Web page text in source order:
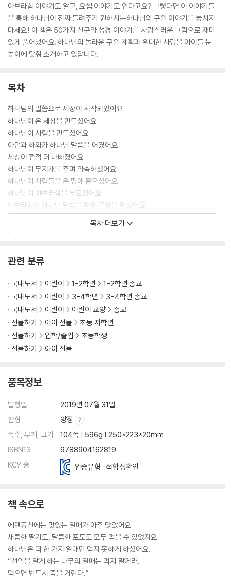
아브라함 이야기도 알고, 요셉 이야기도 안다고요? 그렇다면 이 이야기들
을 통해 하나님이 진짜 들려주기 원하시는하나님의 구원 이야기를 놓치지
마세요! 이 책은 50가지 신구약 성경 이야기를 사랑스러운 그림으로 재미
있게 풀어냈어요. 하나님의 놀라운 구원 계획과 위대한 사랑을 아이들 눈
높이에 맞춰 소개하고 있답니다.
목차
하나님의 말씀으로 세상이 시작되었어요
하나님이 온 세상을 만드셨어요
하나님이 사람을 만드셨어요
아담과 하와가 하나님 말씀을 어겼어요
세상이 점점 더 나빠졌어요
하나님이 무지개를 주며 약속하셨어요
하나님이 사람들을 온 땅에 흩으셨어요
하나님이 아브라함을 부르셨어요
아브라함이 하나님 말씀을 따라 고향을 떠났어요
하나님이 아브라함에게 아들을 주셨어요
야곱이 에서의 축복을 가로챘어요
하나님이 요셉과 함께하셨어요
요셉이 바로의 꿈을 풀어 주었어요
요셉의 형들이 이집트에 왔어요
요셉과 형들이 화해했어요
하나님이 모세를 살리셨어요
모세가 광야로 도망쳤어요
하나님이 모세를 부르셨어요
하나님이 만나와 메추라기를 주셨어요
이스라엘 백성이 금송아지를 만들었어요
하나님이 이스라엘 백성을 인도하셨어요
하나님이 여리고 성을 무너뜨리셨어요
사울이 이스라엘의 왕이 되었어요
다윗이 골리앗을 쓰러뜨렸어요
이스라엘 백성이 하나님을 떠났어요
아기 예수님이 이 땅에 오셨어요
예수님이 세례를 받으셨어요
예수님이 제자들을 부르셨어요
예수님이 물을 포도주로 바꾸셨어요
예수님이 사마리아 여인을 만나셨어요
예수님이 중풍병에 걸린 사람을 고치셨어요
목차 더보기
관련 분류
국내도서 어린이 1-2학년
1-2학년 종교
국내도서
어린이 3-4학년
3-4학년 종교
국내도서
어린이 어린이 교양
종교
선물하기
아이 선물
초등 저학년
선물하기
입학/졸업
초등학생
선물하기
아이 선물
품목정보
발행일
2019년 07월 31일
판형
양장
쪽수, 무게, 크기
104쪽 | 596g | 250*223*20mm
ISBN13
9788904162819
KC인증
인증유형 : 적합성확인
책 속으로
에덴동산에는 맛있는 열매가 아주 많았어요.
새콤한 딸기도, 달콤한 포도도 모두 먹을 수 있었지요.
하나님은 딱 한 가지 열매만 먹지 못하게 하셨어요.
“선악을 알게 하는 나무의 열매는 먹지 말거라.
먹으면 반드시 죽을 거란다.”